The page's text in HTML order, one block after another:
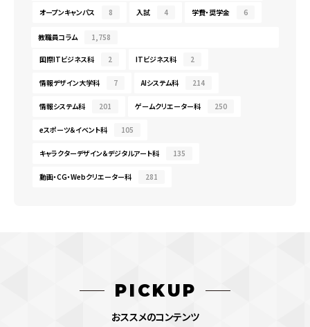
オープンキャンパス 8 入試 4 学費・奨学金 6
教職員コラム 1,758
国際ITビジネス科 2 ITビジネス科 2
情報デザイン大学科 7 AIシステム科 214
情報システム科 201 ゲームクリエーター科 250
eスポーツ＆イベント科 105
キャラクターデザイン＆デジタルアート科 135
動画・CG・Webクリエーター科 281
PICKUP
おススメのコンテンツ